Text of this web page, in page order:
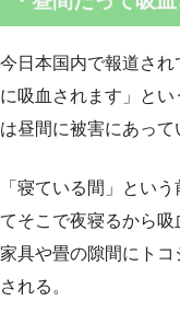
今日本国内で報道さ
に吸血されます」と
は昼間に被害にあって
「寝ている間」とい
てそこで夜寝るから
家具や畳の隙間にト
される。